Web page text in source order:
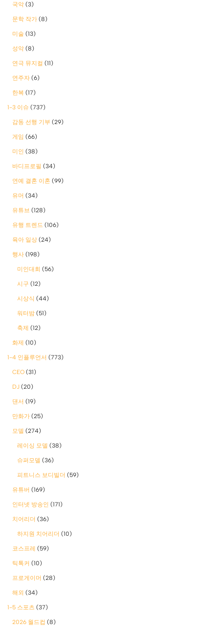
국악 (3)
문학 작가 (8)
미술 (13)
성악 (8)
연극 뮤지컬 (11)
연주자 (6)
한복 (17)
1-3 이슈 (737)
감동 선행 기부 (29)
게임 (66)
미인 (38)
바디프로필 (34)
연예 결혼 이혼 (99)
유머 (34)
유튜브 (128)
유행 트렌드 (106)
육아 일상 (24)
행사 (198)
미인대회 (56)
시구 (12)
시상식 (44)
워터밤 (51)
축제 (12)
화제 (10)
1-4 인플루언서 (773)
CEO (31)
DJ (20)
댄서 (19)
만화가 (25)
모델 (274)
레이싱 모델 (38)
슈퍼모델 (36)
피트니스 보디빌더 (59)
유튜버 (169)
인터넷 방송인 (171)
치어리더 (36)
하지원 치어리더 (10)
코스프레 (59)
틱톡커 (10)
프로게이머 (28)
해외 (34)
1-5 스포츠 (37)
2026 월드컵 (8)